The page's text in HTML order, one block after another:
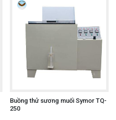
Buồng thử sương muối Symor TQ-
250